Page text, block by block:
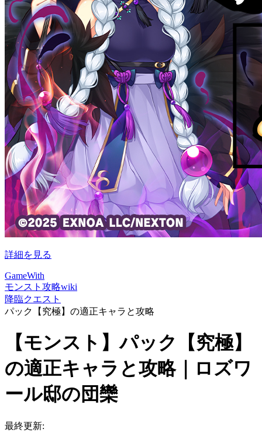
詳細を見る
GameWith
モンスト攻略wiki
降臨クエスト
パック【究極】の適正キャラと攻略
【モンスト】パック【究極】
の適正キャラと攻略｜ロズワ
ール邸の団欒
最終更新: